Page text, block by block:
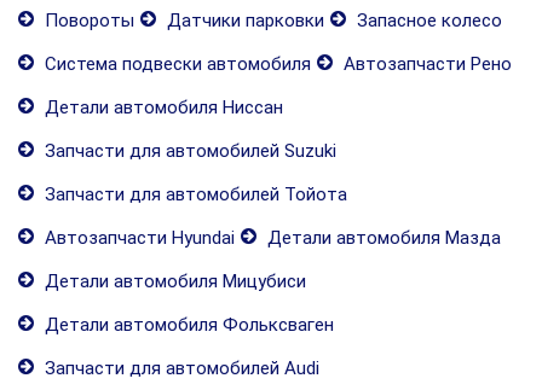
Повороты
Датчики парковки
Запасное колесо
Система подвески автомобиля
Автозапчасти Рено
Детали автомобиля Ниссан
Запчасти для автомобилей Suzuki
Запчасти для автомобилей Тойота
Автозапчасти Hyundai
Детали автомобиля Мазда
Детали автомобиля Мицубиси
Детали автомобиля Фольксваген
Запчасти для автомобилей Audi